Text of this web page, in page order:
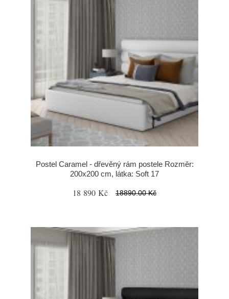
Postel Caramel - dřevěný rám postele Rozměr:
200x200 cm, látka: Soft 17
18 890 Kč 18890.00 Kč